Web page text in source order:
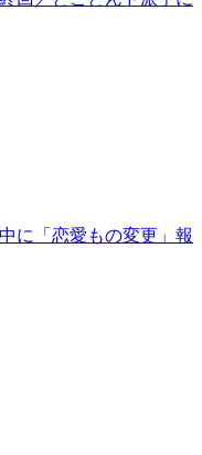
に「恋愛もの変更」報